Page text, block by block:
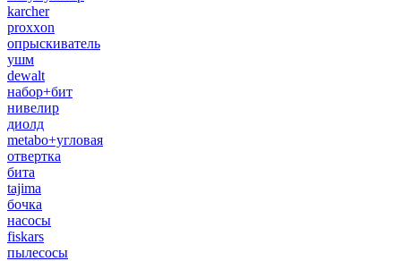
karcher
proxxon
опрыскиватель
ушм
dewalt
набор+бит
нивелир
диолд
metabo+угловая
отвертка
бита
tajima
бочка
насосы
fiskars
пылесосы